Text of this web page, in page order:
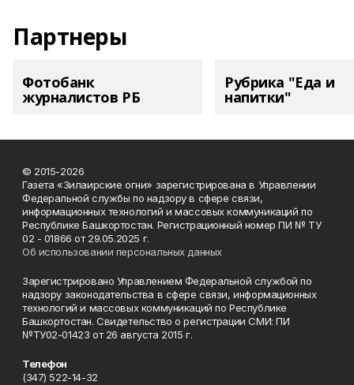
Партнеры
Фотобанк
журналистов РБ
Рубрика "Еда и
напитки"
© 2015-2026
Газета «Зилаирские огни» зарегистрирована в Управлении
Федеральной службы по надзору в сфере связи,
информационных технологий и массовых коммуникаций по
Республике Башкортостан. Регистрационный номер ПИ № ТУ
02 - 01866 от 29.05.2025 г.
Об использовании персональных данных
Зарегистрировано Управлением Федеральной службой по
надзору законодательства в сфере связи, информационных
технологий и массовых коммуникаций по Республике
Башкортостан. Свидетельство о регистрации СМИ: ПИ
№ТУ02-01423 от 26 августа 2015 г.
Телефон
(347) 522-14-32